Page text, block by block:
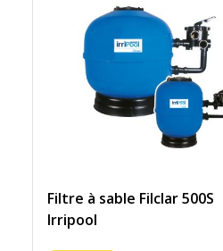
Filtre à sable Filclar 500S
Irripool